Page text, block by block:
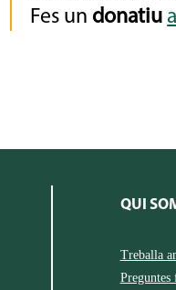
Fes un donatiu
QUI
Treballa
Preguntes